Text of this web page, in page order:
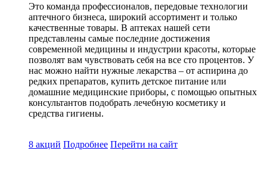
Это команда профессионалов, передовые технологии
аптечного бизнеса, широкий ассортимент и только
качественные товары. В аптеках нашей сети
представлены самые последние достижения
современной медицины и индустрии красоты, которые
позволят вам чувствовать себя на все сто процентов. У
нас можно найти нужные лекарства – от аспирина до
редких препаратов, купить детское питание или
домашние медицинские приборы, с помощью опытных
консультантов подобрать лечебную косметику и
средства гигиены.
8 акций Подробнее Перейти на сайт